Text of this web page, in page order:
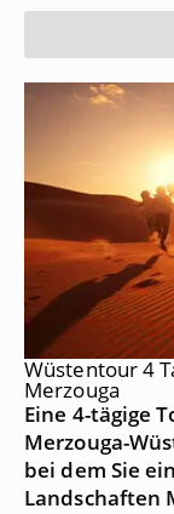
Wüstentour 4
Merzouga
Eine 4-tägige
Merzouga-
bei dem Sie
Landschaften